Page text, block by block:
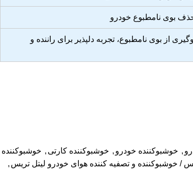
بوی نامطبوع خودرو
از بوی نامطبوع، تجربه دلپذیر برای راننده و
, خوشبوکننده خودرو , خوشبوکننده کارتی , خوشبوکننده
/ خوشبوکننده و تصفیه کننده هوای خودرو لیتل تریس ,